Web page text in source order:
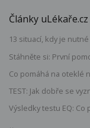
Články uLékaře.cz
13 situací, kdy je
Stáhněte si: První
Co pomáhá na oteklé
TEST: Jak dobře se
Výsledky testu EQ: